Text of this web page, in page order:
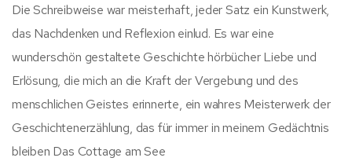
Die Schreibweise war meisterhaft, jeder Satz ein Kunstwerk,
das Nachdenken und Reflexion einlud. Es war eine
wunderschön gestaltete Geschichte hörbücher Liebe und
Erlösung, die mich an die Kraft der Vergebung und des
menschlichen Geistes erinnerte, ein wahres Meisterwerk der
Geschichtenerzählung, das für immer in meinem Gedächtnis
bleiben Das Cottage am See